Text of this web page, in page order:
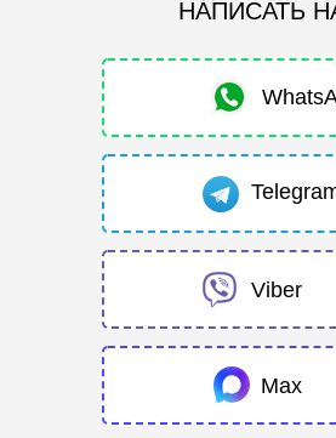
Max
НАПИСАТЬ
Viber